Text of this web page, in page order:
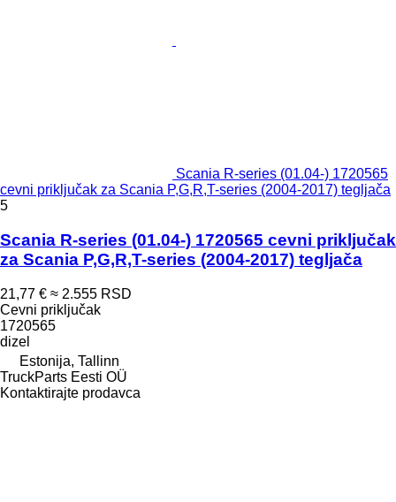
Scania R-series (01.04-) 1720565
cevni priključak za Scania P,G,R,T-series (2004-2017) tegljača
5
Scania R-series (01.04-) 1720565 cevni priključak
za Scania P,G,R,T-series (2004-2017) tegljača
21,77 € ≈ 2.555 RSD
Cevni priključak
1720565
dizel
Estonija, Tallinn
TruckParts Eesti OÜ
Kontaktirajte prodavca